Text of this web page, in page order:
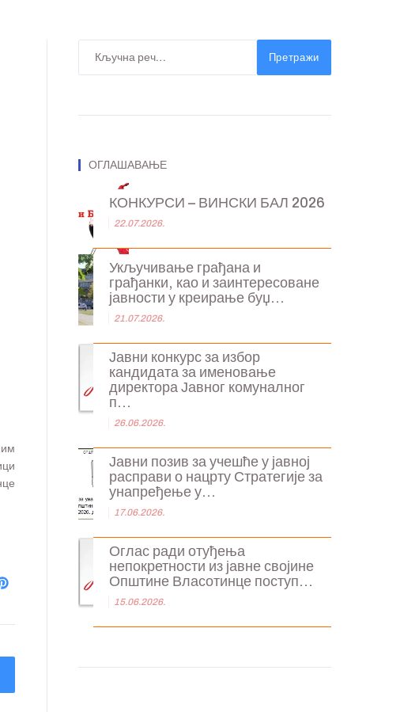
Претражи
ОГЛАШАВАЊЕ
КОНКУРСИ – ВИНСКИ БАЛ 2026
22.07.2026.
Укључивање грађана и
грађанки, као и заинтересоване
јавности у креирање буџ...
21.07.2026.
Јавни конкурс за избор
кандидата за именовање
директора Јавног комуналног
п...
26.06.2026.
Јавни позив за учешће у јавној
расправи о нацрту Стратегије за
унапређење у...
17.06.2026.
Оглас ради отуђења
непокретности из јавне својине
Општине Власотинце поступ...
15.06.2026.